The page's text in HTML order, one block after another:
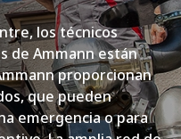
los técnicos
de Ammann están
proporcionan
que pueden
emergencia o para